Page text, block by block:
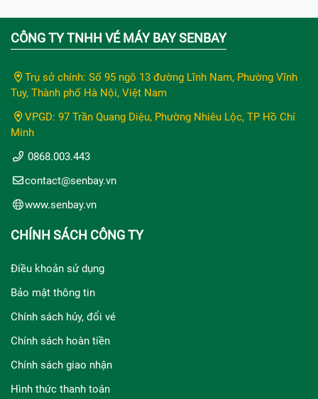
CÔNG TY TNHH VÉ MÁY BAY SENBAY
Trụ sở chính: Số 95 ngõ 13 đường Lĩnh Nam, Phường Vĩnh
Tuy, Thành phố Hà Nội, Việt Nam
VPGD: 97 Trần Quang Diệu, Phường Nhiêu Lộc, TP Hồ Chí
Minh
0868.003.443
contact@senbay.vn
www.senbay.vn
CHÍNH SÁCH CÔNG TY
Điều khoản sử dụng
Bảo mật thông tin
Chính sách hủy, đổi vé
Chính sách hoàn tiền
Chính sách giao nhận
Hình thức thanh toán